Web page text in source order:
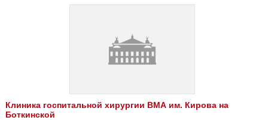
Клиника госпитальной хирургии ВМА им. Кирова на
Боткинской